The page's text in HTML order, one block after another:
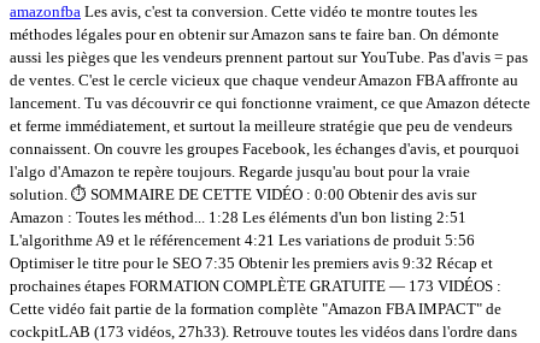
amazonfba Les avis, c'est ta conversion. Cette vidéo te montre toutes les
méthodes légales pour en obtenir sur Amazon sans te faire ban. On démonte
aussi les pièges que les vendeurs prennent partout sur YouTube. Pas d'avis = pas
de ventes. C'est le cercle vicieux que chaque vendeur Amazon FBA affronte au
lancement. Tu vas découvrir ce qui fonctionne vraiment, ce que Amazon détecte
et ferme immédiatement, et surtout la meilleure stratégie que peu de vendeurs
connaissent. On couvre les groupes Facebook, les échanges d'avis, et pourquoi
l'algo d'Amazon te repère toujours. Regarde jusqu'au bout pour la vraie
solution. ⏱️ SOMMAIRE DE CETTE VIDÉO : 0:00 Obtenir des avis sur
Amazon : Toutes les méthod... 1:28 Les éléments d'un bon listing 2:51
L'algorithme A9 et le référencement 4:21 Les variations de produit 5:56
Optimiser le titre pour le SEO 7:35 Obtenir les premiers avis 9:32 Récap et
prochaines étapes FORMATION COMPLÈTE GRATUITE — 173 VIDÉOS :
Cette vidéo fait partie de la formation complète "Amazon FBA IMPACT" de
cockpitLAB (173 vidéos, 27h33). Retrouve toutes les vidéos dans l'ordre dans